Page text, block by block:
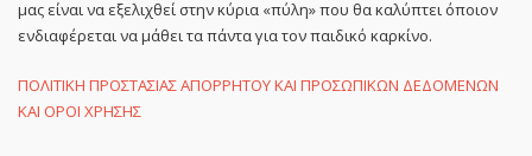
μας είναι να εξελιχθεί στην κύρια «πύλη» που θα καλύπτει όποιον
ενδιαφέρεται να μάθει τα πάντα για τον παιδικό καρκίνο.
ΠΟΛΙΤΙΚΗ ΠΡΟΣΤΑΣΙΑΣ ΑΠΟΡΡΗΤΟΥ ΚΑΙ ΠΡΟΣΩΠΙΚΩΝ ΔΕΔΟΜΕΝΩΝ
ΚΑΙ ΟΡΟΙ ΧΡΗΣΗΣ